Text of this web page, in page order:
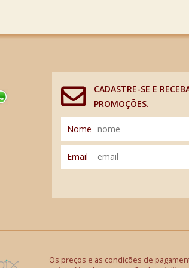
CADASTRE-SE E
PROMOÇÕES.
Nome
Email
Os preços e as condições de